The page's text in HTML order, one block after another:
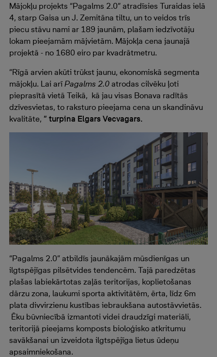
Mājokļu projekts “Pagalms 2.0” atradīsies Turaidas ielā
4, starp Gaisa un J. Zemitāna tiltu, un to veidos trīs
piecu stāvu nami ar 189 jaunām, plašam iedzīvotāju
lokam pieejamām mājvietām. Mājokļa cena jaunajā
projektā - no 1680 eiro par kvadrātmetru.
“Rīgā arvien akūti trūkst jaunu, ekonomiskā segmenta
mājokļu. Lai arīPagalms 2.0atrodas cilvēku ļoti
pieprasītā vietā Teikā, kā jau visas Bonava radītās
dzīvesvietas, to raksturo pieejama cena un skandināvu
kvalitāte, ” turpina Elgars Vecvagars.
“Pagalms 2.0” atbildīs jaunākajām mūsdienīgas un
ilgtspējīgas pilsētvides tendencēm. Tajā paredzētas
plašas labiekārtotas zaļās teritorijas, koplietošanas
dārzu zona, laukumi sporta aktivitātēm, ērta, līdz 6m
plata divvirzienu kustības iebraukšana autostāvvietās.
Ēku būvniecībā izmantoti videi draudzīgi materiāli,
teritorijā pieejams komposts bioloģisko atkritumu
savākšanai un izveidota ilgtspējīga lietus ūdeņu
apsaimniekošana.